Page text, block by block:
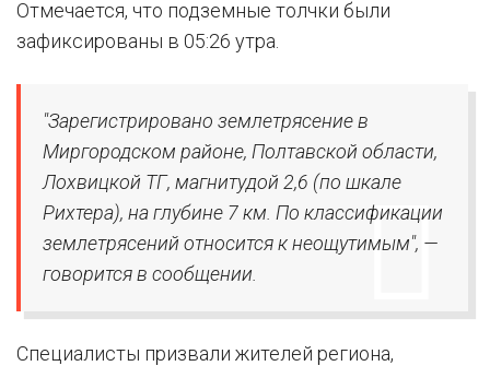
Отмечается, что подземные толчки были
зафиксированы в 05:26 утра.
"Зарегистрировано землетрясение в
Миргородском районе, Полтавской области,
Лохвицкой ТГ, магнитудой 2,6 (по шкале
Рихтера), на глубине 7 км. По классификации
землетрясений относится к неощутимым", —
говорится в сообщении.
Специалисты призвали жителей региона,